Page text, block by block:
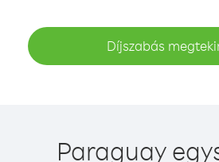
Díjszabás
Paraguay